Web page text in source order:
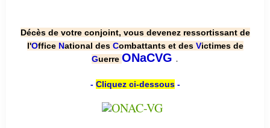
Décès de votre conjoint, vous devenez ressortissant de
l'Office National des Combattants et des Victimes de
Guerre ONaCVG .
- Cliquez ci-dessous-